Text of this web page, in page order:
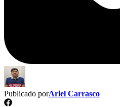
Publicado porAriel Carrasco